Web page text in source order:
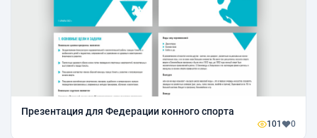
Презентация для Федерации конного спорта
101 0